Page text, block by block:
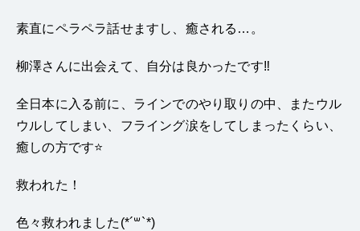
素直にペラペラ話せますし、癒される…。
柳澤さんに出会えて、自分は良かったです‼️
全日本に入る前に、ラインでのやり取りの中、またウル
ウルしてしまい、フライング涙をしてしまったくらい、
癒しの方です⭐️
救われた！
色々救われました(*´꒳`*)